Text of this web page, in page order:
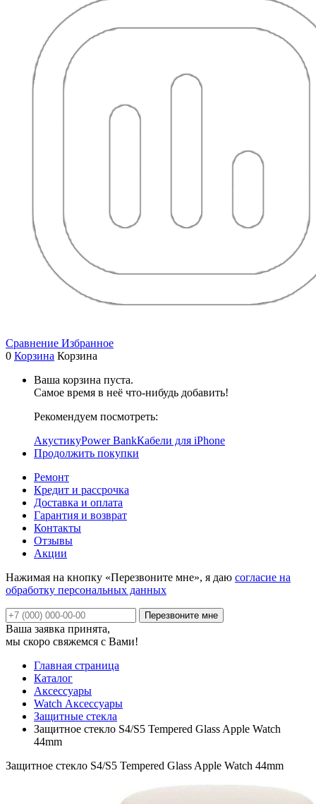
Сравнение Избранное
0 Корзина Корзина
Ваша корзина пуста.
Самое время в неё что-нибудь добавить!
Рекомендуем посмотреть:
АкустикуPower BankКабели для iPhone
Продолжить покупки
Ремонт
Кредит и рассрочка
Доставка и оплата
Гарантия и возврат
Контакты
Отзывы
Акции
Нажимая на кнопку «Перезвоните мне», я даю согласие на
обработку персональных данных
Ваша заявка принята,
мы скоро свяжемся с Вами!
Главная страница
Каталог
Аксессуары
Watch Аксессуары
Защитные стекла
Защитное стекло S4/S5 Tempered Glass Apple Watch
44mm
Защитное стекло S4/S5 Tempered Glass Apple Watch 44mm